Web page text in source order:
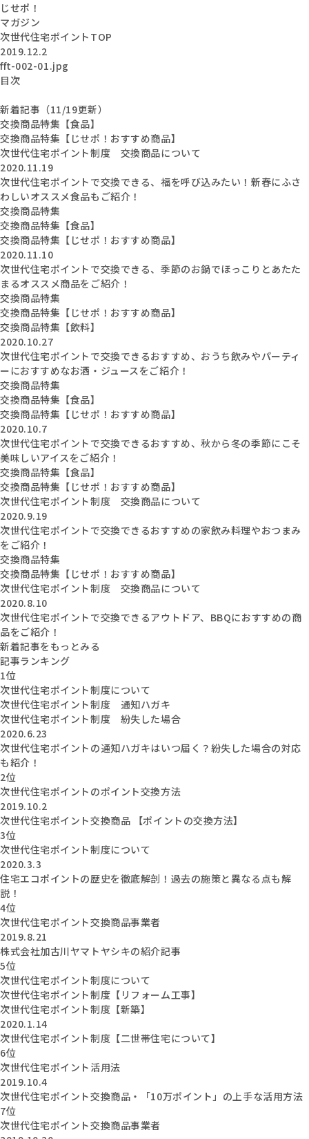
じせポ！
マガジン
次世代住宅ポイントTOP
2019.12.2
fft-002-01.jpg
目次
新着記事（11/19更新）
交換商品特集【食品】
交換商品特集【じせポ！おすすめ商品】
次世代住宅ポイント制度 交換商品について
2020.11.19
次世代住宅ポイントで交換できる、福を呼び込みたい！新春にふさ
わしいオススメ食品もご紹介！
交換商品特集
交換商品特集【食品】
交換商品特集【じせポ！おすすめ商品】
2020.11.10
次世代住宅ポイントで交換できる、季節のお鍋でほっこりとあたた
まるオススメ商品をご紹介！
交換商品特集
交換商品特集【じせポ！おすすめ商品】
交換商品特集【飲料】
2020.10.27
次世代住宅ポイントで交換できるおすすめ、おうち飲みやパーティ
ーにおすすめなお酒・ジュースをご紹介！
交換商品特集
交換商品特集【食品】
交換商品特集【じせポ！おすすめ商品】
2020.10.7
次世代住宅ポイントで交換できるおすすめ、秋から冬の季節にこそ
美味しいアイスをご紹介！
交換商品特集【食品】
交換商品特集【じせポ！おすすめ商品】
次世代住宅ポイント制度 交換商品について
2020.9.19
次世代住宅ポイントで交換できるおすすめの家飲み料理やおつまみ
をご紹介！
交換商品特集
交換商品特集【じせポ！おすすめ商品】
次世代住宅ポイント制度 交換商品について
2020.8.10
次世代住宅ポイントで交換できるアウトドア、BBQにおすすめの商
品をご紹介！
新着記事をもっとみる
記事ランキング
1位
次世代住宅ポイント制度について
次世代住宅ポイント制度 通知ハガキ
次世代住宅ポイント制度 紛失した場合
2020.6.23
次世代住宅ポイントの通知ハガキはいつ届く？紛失した場合の対応
も紹介！
2位
次世代住宅ポイントのポイント交換方法
2019.10.2
次世代住宅ポイント交換商品 【ポイントの交換方法】
3位
次世代住宅ポイント制度について
2020.3.3
住宅エコポイントの歴史を徹底解剖！過去の施策と異なる点も解
説！
4位
次世代住宅ポイント交換商品事業者
2019.8.21
株式会社加古川ヤマトヤシキの紹介記事
5位
次世代住宅ポイント制度について
次世代住宅ポイント制度【リフォーム工事】
次世代住宅ポイント制度【新築】
2020.1.14
次世代住宅ポイント制度【二世帯住宅について】
6位
次世代住宅ポイント活用法
2019.10.4
次世代住宅ポイント交換商品・「10万ポイント」の上手な活用方法
7位
次世代住宅ポイント交換商品事業者